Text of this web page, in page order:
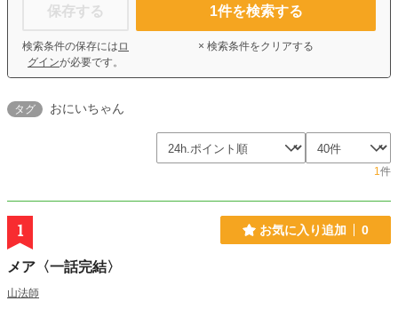
保存する
検索条件の保存には ロ
グインが必要です。
1件を検索する
× 検索条件をクリアする
タグ おにいちゃん
1件
1 お気に入り追加 0
メア〈一話完結〉
山法師